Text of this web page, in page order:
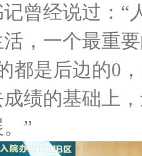
曾经说过：“
活，一个最重
都是后边的0
绩的基础上
”